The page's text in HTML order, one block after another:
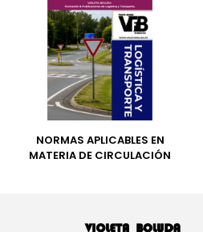
NORMAS APLICABLES EN
MATERIA DE CIRCULACIÓN